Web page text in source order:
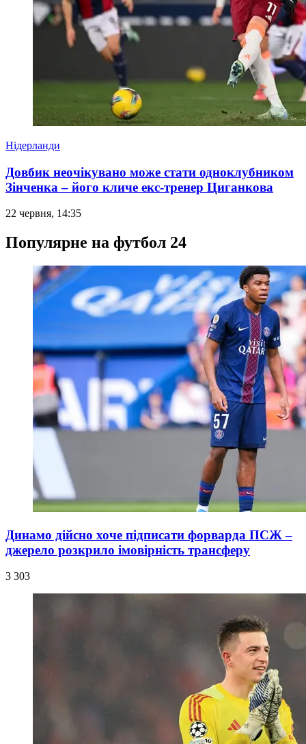
Нідерланди
Довбик неочікувано може стати одноклубником
Зінченка – його кличе екс-тренер Циганкова
22 червня, 14:35
Популярне на футбол 24
Динамо дійсно хоче підписати форварда ПСЖ –
джерело розкрило імовірність трансферу
3 303